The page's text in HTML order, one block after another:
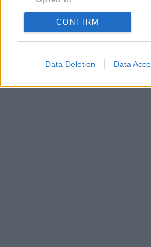
CONFIRM
Data Deletion Data